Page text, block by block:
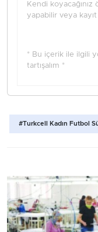
Kendi
yapabilir veya
* Bu içerik ile ilgili
tartışalım *
#Turkcell Kadın Futbol